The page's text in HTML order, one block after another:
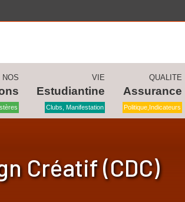
NOS VIE
Estudiantine
Clubs, Manifestation
QUALITE
Assurance
Politique,indicateurs
Créatif (CDC)